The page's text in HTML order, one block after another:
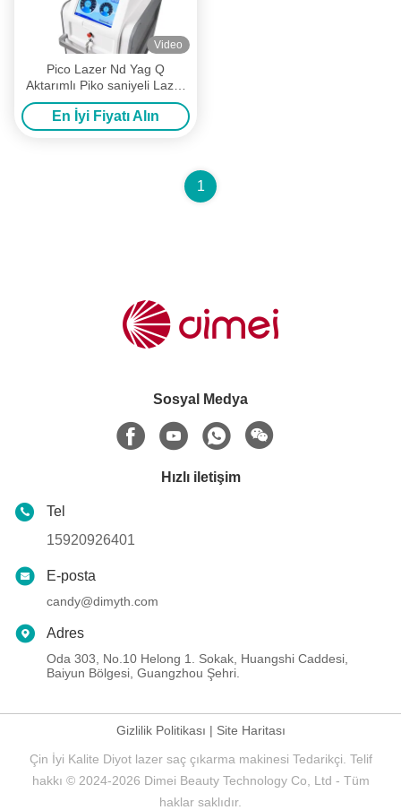
Video
Pico Lazer Nd Yag Q
Aktarımlı Piko saniyeli Lazer
Dövme Kaldırma Makinesi
532nm 755nm 1064nm
En İyi Fiyatı Alın
1
Sosyal Medya
Hızlı iletişim
Tel
15920926401
E-posta
candy@dimyth.com
Adres
Oda 303, No.10 Helong 1. Sokak, Huangshi Caddesi,
Baiyun Bölgesi, Guangzhou Şehri.
Gizlilik Politikası | Site Haritası
Çin İyi Kalite Diyot lazer saç çıkarma makinesi Tedarikçi. Telif
hakkı © 2024-2026 Dimei Beauty Technology Co, Ltd - Tüm
haklar saklıdır.